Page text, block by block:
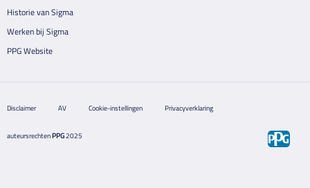
Historie van Sigma
Werken bij Sigma
PPG Website
Disclaimer AV Cookie-instellingen Privacyverklaring
auteursrechtenPPG2025